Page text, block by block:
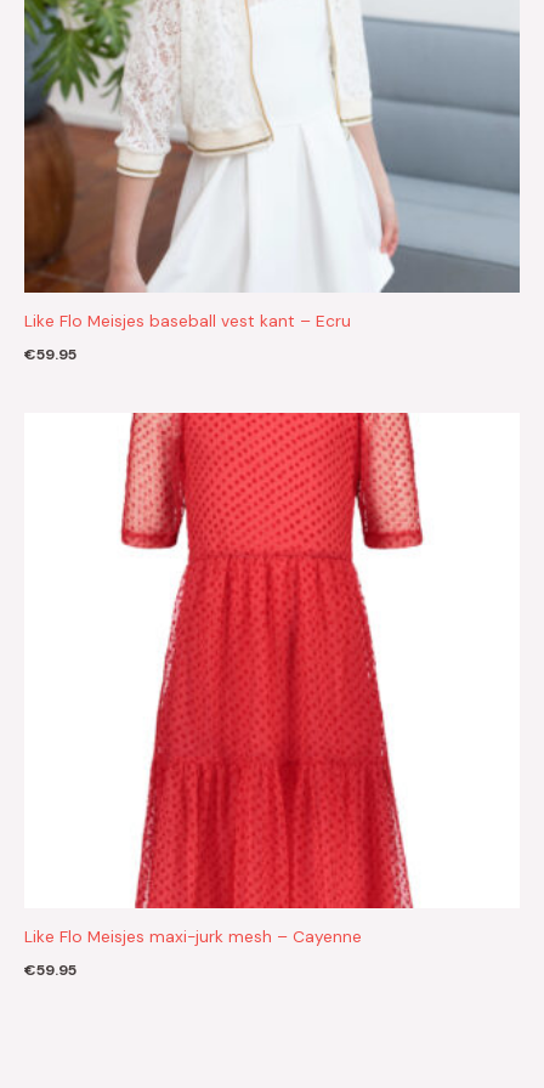
Like Flo Meisjes baseball vest kant – Ecru
€59.95
Like Flo Meisjes maxi-jurk mesh – Cayenne
€59.95